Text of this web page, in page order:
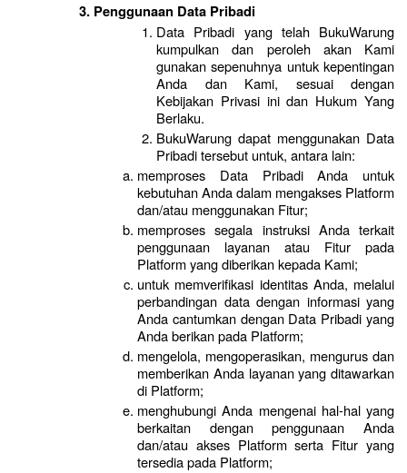
Penggunaan Data Pribadi
Data Pribadi yang telah BukuWarung
kumpulkan dan peroleh akan Kami
gunakan sepenuhnya untuk kepentingan
Anda dan Kami, sesuai dengan
Kebijakan Privasi ini dan Hukum Yang
Berlaku.
BukuWarung dapat menggunakan Data
Pribadi tersebut untuk, antara lain:
memproses Data Pribadi Anda untuk
kebutuhan Anda dalam mengakses Platform
dan/atau menggunakan Fitur;
memproses segala instruksi Anda terkait
penggunaan layanan atau Fitur pada
Platform yang diberikan kepada Kami;
untuk memverifikasi identitas Anda, melalui
perbandingan data dengan informasi yang
Anda cantumkan dengan Data Pribadi yang
Anda berikan pada Platform;
mengelola, mengoperasikan, mengurus dan
memberikan Anda layanan yang ditawarkan
di Platform;
menghubungi Anda mengenai hal-hal yang
berkaitan dengan penggunaan Anda
dan/atau akses Platform serta Fitur yang
tersedia pada Platform;